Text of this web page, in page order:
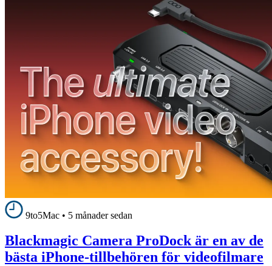
9to5Mac • 5 månader sedan
Blackmagic Camera ProDock är en av de
bästa iPhone-tillbehören för videofilmare